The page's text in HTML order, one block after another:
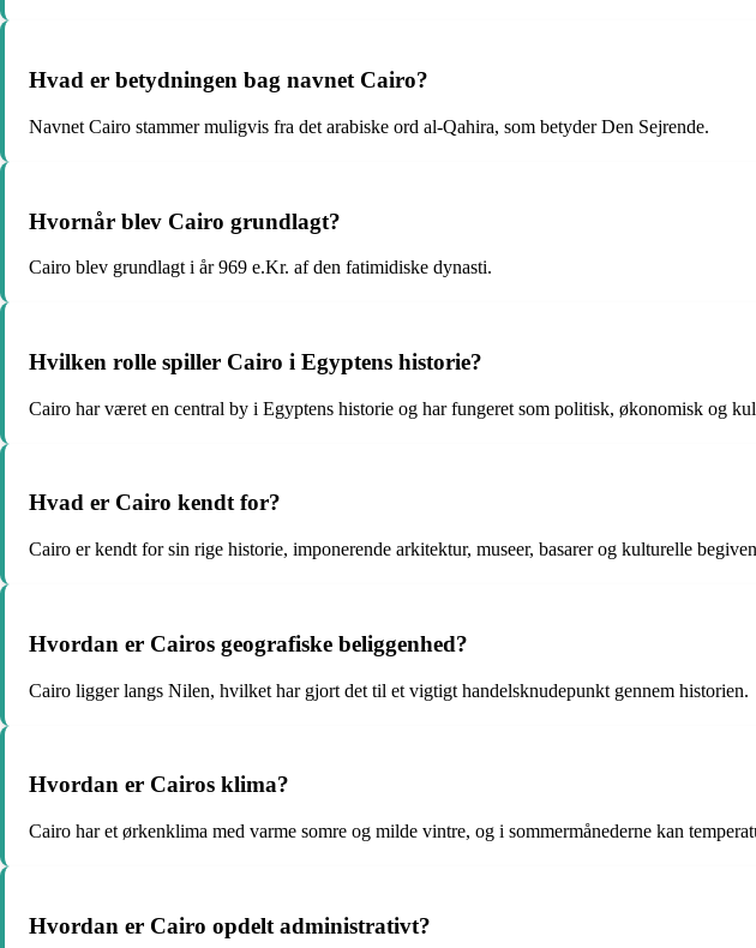
Hvad er betydningen bag navnet Cairo?
Navnet Cairo stammer muligvis fra det arabiske ord al-Qahira, som betyder Den Sejrende.
Hvornår blev Cairo grundlagt?
Cairo blev grundlagt i år 969 e.Kr. af den fatimidiske dynasti.
Hvilken rolle spiller Cairo i Egyptens historie?
Cairo har været en central by i Egyptens historie og har fungeret som politisk, økonomisk og
Hvad er Cairo kendt for?
Cairo er kendt for sin rige historie, imponerende arkitektur, museer, basarer og kulturelle
Hvordan er Cairos geografiske beliggenhed?
Cairo ligger langs Nilen, hvilket har gjort det til et vigtigt handelsknudepunkt gennem historien.
Hvordan er Cairos klima?
Cairo har et ørkenklima med varme somre og milde vintre, og i sommermånederne kan
Hvordan er Cairo opdelt administrativt?